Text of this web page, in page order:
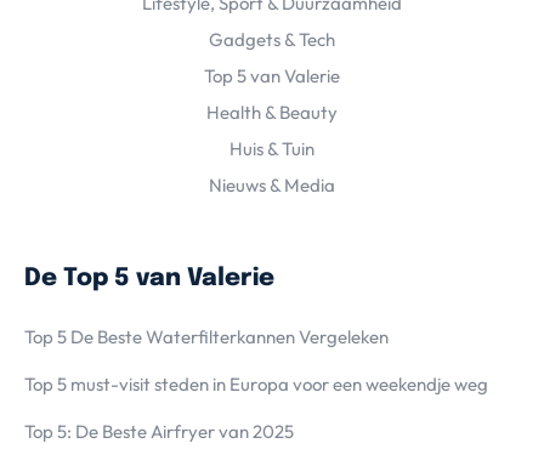
Gadgets & Tech
Top 5 van Valerie
Health & Beauty
Huis & Tuin
Nieuws & Media
De Top 5 van Valerie
Top 5 De Beste Waterfilterkannen Vergeleken
Top 5 must-visit steden in Europa voor een weekendje weg
Top 5: De Beste Airfryer van 2025